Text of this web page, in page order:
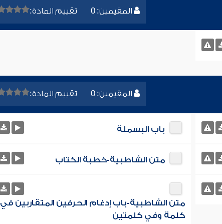
المقيمين: 0 تقييم المادة:
المقيمين: 0 تقييم المادة:
باب البسملة
متن الشاطبية-خطبة الكتاب
متن الشاطبية-باب إدغام الحرفين المتقاربين في
كلمة وفي كلمتين